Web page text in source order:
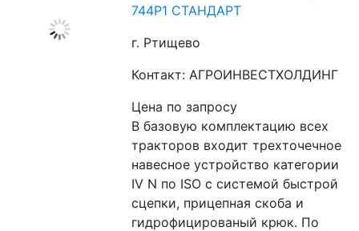
744Р1 СТАНДАРТ
г. Ртищево
Контакт: АГРОИНВЕСТХОЛДИНГ
Цена по запросу
В базовую комплектацию всех
тракторов входит трехточечное
навесное устройство категории
IV N по ISO с системой быстрой
сцепки, прицепная скоба и
гидрофицированый крюк. По